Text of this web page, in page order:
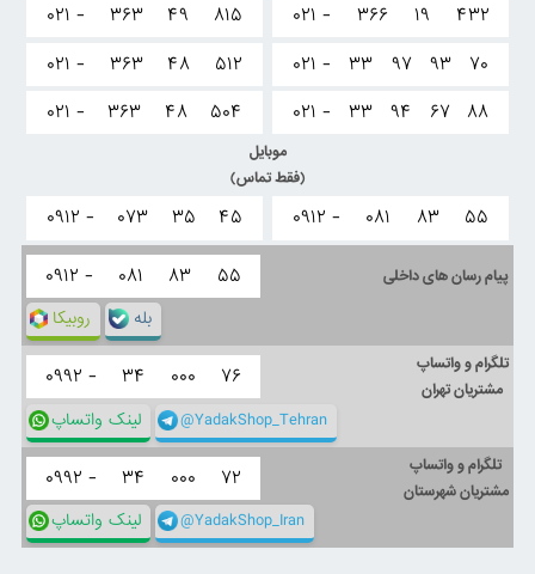
۰۲۱ -
۳۶۶ ۱۹
۴۳۲
۰۲۱ -
۳۳ ۹۷ ۹۳
۷۰
۰۲۱ -
۳۳ ۹۴ ۶۷ ۸۸
۰۲۱ -
۳۶۳ ۴۹
۸۱۵
۰۲۱ -
۳۶۳ ۴۸
۵۱۲
۰۲۱ -
۳۶۳ ۴۸ ۵۰۴
موبایل
(فقط تماس)
۰۹۱۲ - ۰۸۱ ۸۳ ۵۵ ۰۹۱۲ - ۰۷۳ ۳۵ ۴۵
پیام رسان های داخلی ۰۹۱۲ - ۰۸۱ ۸۳ ۵۵
روبیکا بله
تلگرام و واتساپ
مشتریان تهران
۰۹۹۲ - ۳۴ ۰۰۰ ۷۶
لینک واتساپ @YadakShop_Tehran
تلگرام و واتساپ
مشتریان شهرستان
۰۹۹۲ - ۳۴ ۰۰۰ ۷۲
لینک واتساپ @YadakShop_Iran